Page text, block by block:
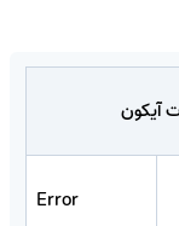
آیکون
Error